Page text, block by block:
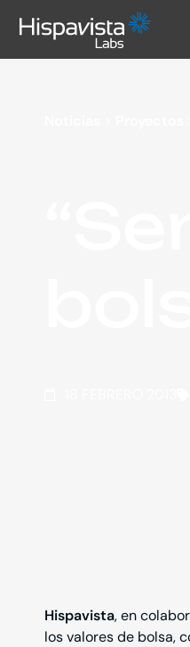
Hispavista, en
los valores de bolsa,